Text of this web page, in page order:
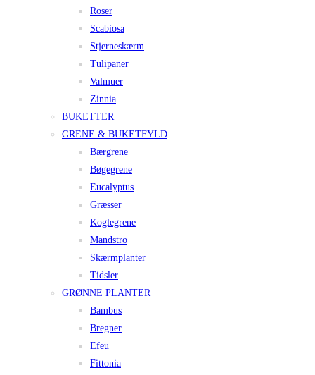
Roser
Scabiosa
Stjerneskærm
Tulipaner
Valmuer
Zinnia
BUKETTER
GRENE & BUKETFYLD
Bærgrene
Bøgegrene
Eucalyptus
Græsser
Koglegrene
Mandstro
Skærmplanter
Tidsler
GRØNNE PLANTER
Bambus
Bregner
Efeu
Fittonia